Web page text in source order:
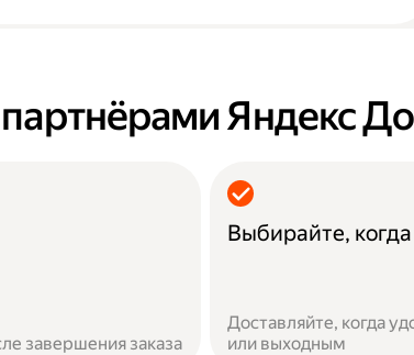
партнёрами Яндекс
завершения заказа
Выбирайте,
Доставляйте, когда
или выходным